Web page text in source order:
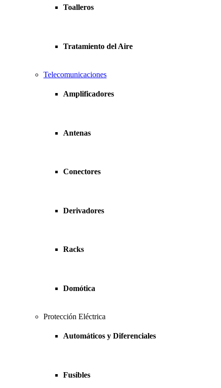
Toalleros
Tratamiento del Aire
Telecomunicaciones
Amplificadores
Antenas
Conectores
Derivadores
Racks
Domótica
Protección Eléctrica
Automáticos y Diferenciales
Fusibles